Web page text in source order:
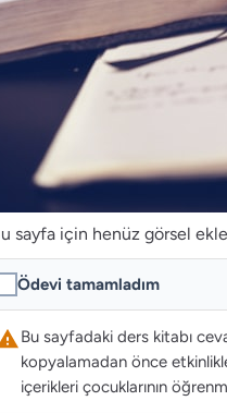
sayfa için henüz görsel
Ödevi tamamladım
Bu sayfadaki ders kitabı
kopyalamadan önce
içerikleri çocuklarının